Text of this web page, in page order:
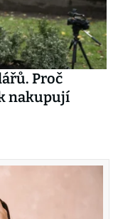
Proč
nakupují